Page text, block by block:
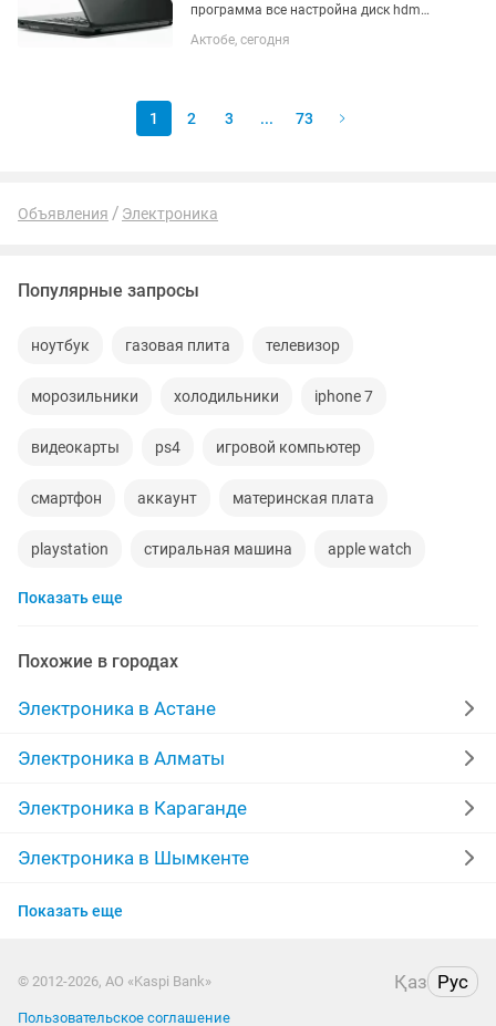
программа все настройна диск hdm
Актобе, сегодня
1 2 3 ... 73
Объявления Электроника
Популярные запросы
ноутбук газовая плита телевизор
морозильники холодильники iphone 7
видеокарты ps4 игровой компьютер
смартфон аккаунт материнская плата
playstation стиральная машина apple watch
беспроводные наушники
пылесос ipad 2 колонки
радиодетали ремонт холодильников
airpods швейная машина
Показать еще
Похожие в городах
Электроника в Астане
Электроника в Алматы
Электроника в Караганде
Электроника в Шымкенте
Электроника в Усть-Каменогорске
Электроника в Таразе
Показать еще
© 2012-2026, АО «Kaspi Bank» Қаз Рус
Пользовательское соглашение